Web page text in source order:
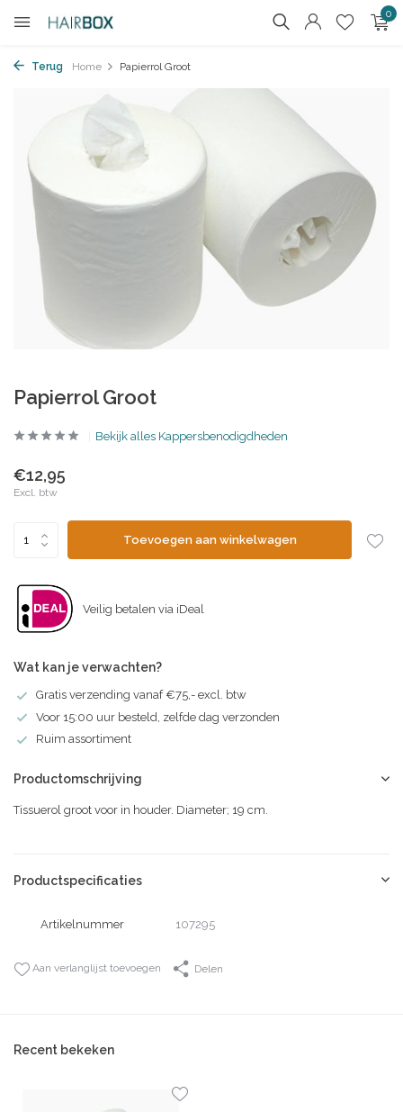
0
Terug Home Papierrol Groot
Papierrol Groot
Bekijk alles Kappersbenodigdheden
€12,95
Excl. btw
Toevoegen aan winkelwagen
Veilig betalen via iDeal
Wat kan je verwachten?
Gratis verzending vanaf €75,- excl. btw
Voor 15:00 uur besteld, zelfde dag verzonden
Ruim assortiment
Productomschrijving
Tissuerol groot voor in houder. Diameter; 19 cm.
Productspecificaties
Artikelnummer 107295
Aan verlanglijst toevoegen Delen
Recent bekeken